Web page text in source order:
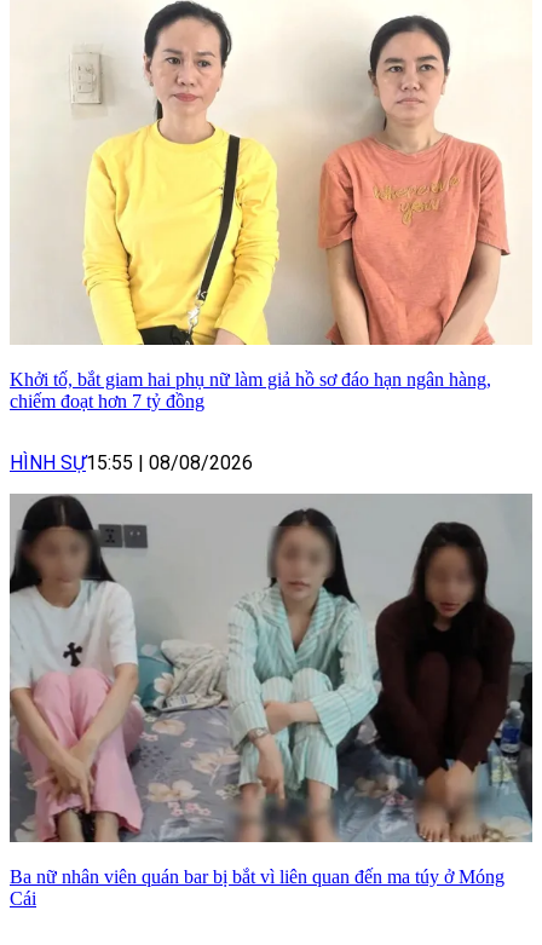
Khởi tố, bắt giam hai phụ nữ làm giả hồ sơ đáo hạn ngân hàng,
chiếm đoạt hơn 7 tỷ đồng
HÌNH SỰ15:55 | 08/08/2026
Ba nữ nhân viên quán bar bị bắt vì liên quan đến ma túy ở Móng
Cái